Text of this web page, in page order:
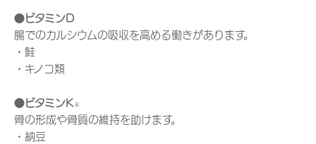
●ビタミンD
腸でのカルシウムの吸収を高める働きがあります。
・鮭
・キノコ類
●ビタミンK ※
骨の形成や骨質の維持を助けます。
・納豆